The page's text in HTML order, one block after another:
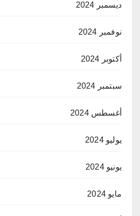
ديسمبر 2024
نوفمبر 2024
أكتوبر 2024
سبتمبر 2024
أغسطس 2024
يوليو 2024
يونيو 2024
مايو 2024